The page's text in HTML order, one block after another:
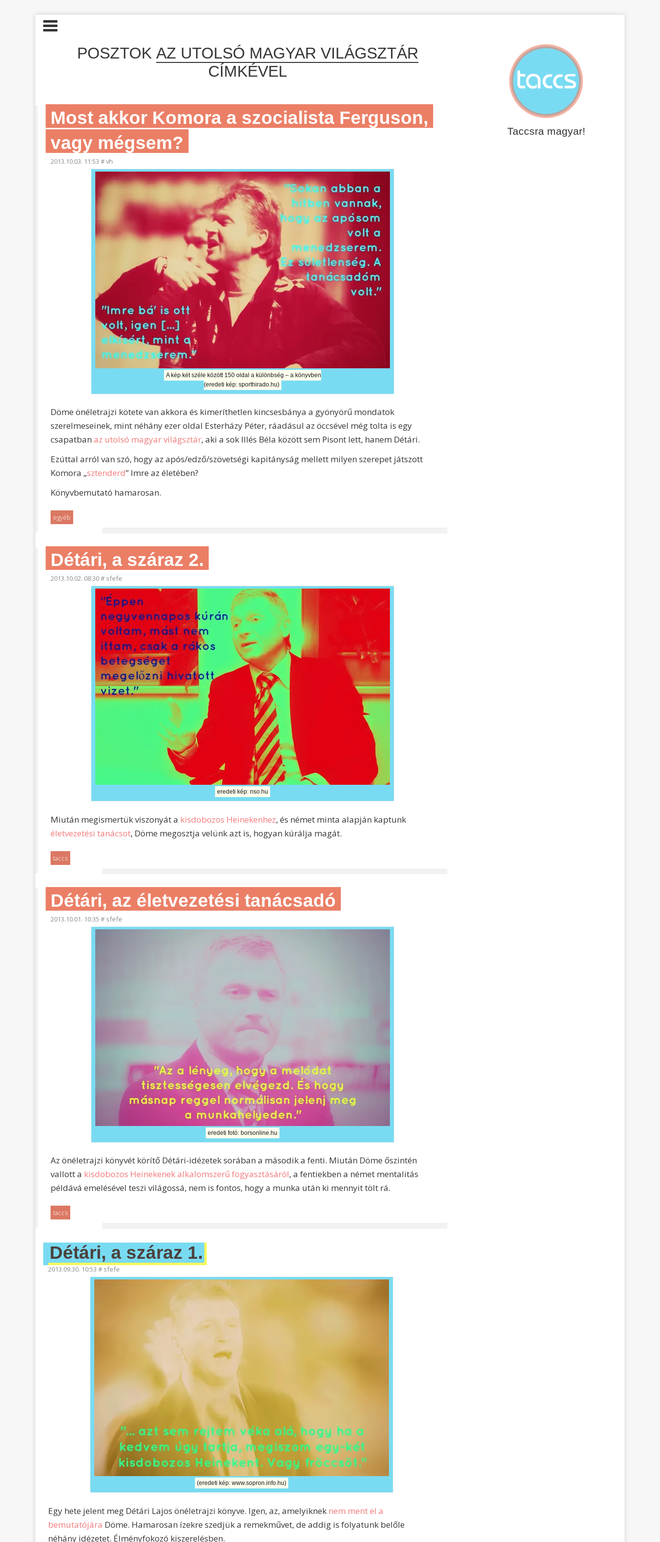
Taccsra magyar!
POSZTOK AZ UTOLSÓ MAGYAR VILÁGSZTÁR
CÍMKÉVEL
Most akkor Komora a szocialista Ferguson,
vagy mégsem?
2013.10.03. 11:53 #vh
A kép két széle között 150 oldal a különbség – a könyvben
(eredeti kép: sporthirado.hu)
Döme önéletrajzi kötete van akkora és kimeríthetlen kincsesbánya a gyönyörű mondatok
szerelmeseinek, mint néhány ezer oldal Esterházy Péter, ráadásul az öccsével még tolta is egy
csapatban az utolsó magyar világsztár, aki a sok Illés Béla között sem Pisont lett, hanem Détári.
Ezúttal arról van szó, hogy az após/edző/szövetségi kapitányság mellett milyen szerepet játszott
Komora „sztenderd” Imre az életében?
Könyvbemutató hamarosan.
egyéb
Détári, a száraz 2.
2013.10.02. 08:30# sfefe
eredeti kép: nso.hu
Miután megismertük viszonyát a kisdobozos Heinekenhez, és német minta alapján kaptunk
életvezetési tanácsot, Döme megosztja velünk azt is, hogyan kúrálja magát.
taccs
Détári, az életvezetési tanácsadó
2013.10.01. 10:35 # sfefe
eredeti fotó: borsonline.hu
Az önéletrajzi könyvét körítő Détári-idézetek sorában a második a fenti. Miután Döme őszintén
vallott a kisdobozos Heinekenek alkalomszerű fogyasztásáról, a fentiekben a német mentalitás
példává emelésével teszi világossá, nem is fontos, hogy a munka után ki mennyit tölt rá.
taccs
Détári, a száraz 1.
2013.09.30. 10:53 # sfefe
(eredeti kép: www.sopron.info.hu)
Egy hete jelent meg Détári Lajos önéletrajzi könyve. Igen, az, amelyiknek nem ment el a
bemutatójára Döme. Hamarosan ízekre szedjük a remekművet, de addig is folyatunk belőle
néhány idézetet. Élményfokozó kiszerelésben.